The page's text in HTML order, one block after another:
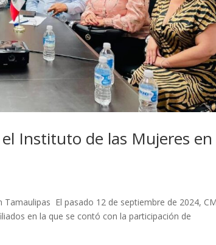
Instituto de las Mujeres en
El pasado 12 de septiembre de 2024,
en la que se contó con la participación de